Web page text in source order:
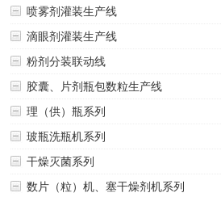
喷雾剂灌装生产线
滴眼剂灌装生产线
粉剂分装联动线
胶囊、片剂瓶包数粒生产线
理（供）瓶系列
玻瓶洗瓶机系列
干燥灭菌系列
数片（粒）机、塞干燥剂机系列